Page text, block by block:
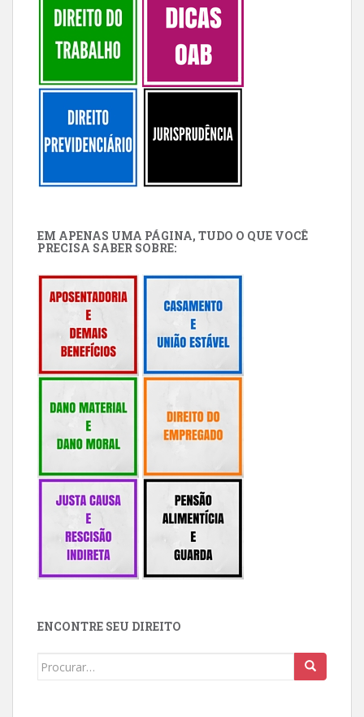
EM APENAS UMA PÁGINA, TUDO O QUE VOCÊ
PRECISA SABER SOBRE:
ENCONTRE SEU DIREITO
Buscar: